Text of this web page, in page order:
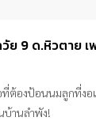
ย 9 ด.หิวตาย เ
ที่ต้องป้อนนมลูกที่งอ
บ้านลำพัง!